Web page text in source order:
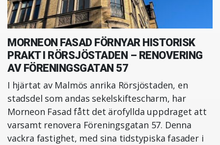
MORNEON FASAD FÖRNYAR HISTORISK
PRAKT I RÖRSJÖSTADEN – RENOVERING
AV FÖRENINGSGATAN 57
I hjärtat av Malmös anrika Rörsjöstaden, en
stadsdel som andas sekelskiftescharm, har
Morneon Fasad fått det ärofyllda uppdraget att
varsamt renovera Föreningsgatan 57. Denna
vackra fastighet, med sina tidstypiska fasader i